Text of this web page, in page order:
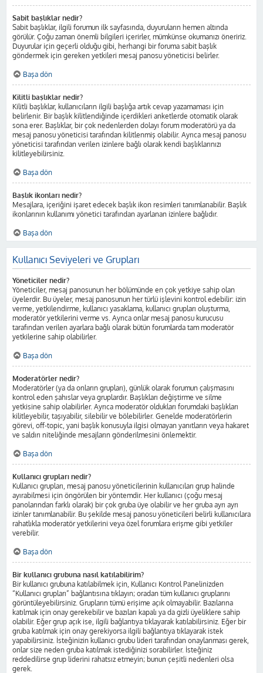
Sabit başlıklar nedir?
Sabit başlıklar, ilgili forumun ilk sayfasında, duyuruların hemen altında
görülür. Çoğu zaman önemli bilgileri içerirler, mümkünse okumanızı öneririz.
Duyurular için geçerli olduğu gibi, herhangi bir foruma sabit başlık
göndermek için gereken yetkileri mesaj panosu yöneticisi belirler.
Başa dön
Kilitli başlıklar nedir?
Kilitli başlıklar, kullanıcıların ilgili başlığa artık cevap yazamaması için
belirlenir. Bir başlık kilitlendiğinde içerdikleri anketlerde otomatik olarak
sona erer. Başlıklar, bir çok nedenlerden dolayı forum moderatörü ya da
mesaj panosu yöneticisi tarafından kilitlenmiş olabilir. Ayrıca mesaj panosu
yöneticisi tarafından verilen izinlere bağlı olarak kendi başlıklarınızı
kilitleyebilirsiniz.
Başa dön
Başlık ikonları nedir?
Mesajlara, içeriğini işaret edecek başlık ikon resimleri tanımlanabilir. Başlık
ikonlarının kullanımı yönetici tarafından ayarlanan izinlere bağlıdır.
Başa dön
Kullanıcı Seviyeleri ve Grupları
Yöneticiler nedir?
Yöneticiler, mesaj panosunun her bölümünde en çok yetkiye sahip olan
üyelerdir. Bu üyeler, mesaj panosunun her türlü işlevini kontrol edebilir: izin
verme, yetkilendirme, kullanıcı yasaklama, kullanıcı grupları oluşturma,
moderatör yetkilerini verme vs. Ayrıca onlar mesaj panosu kurucusu
tarafından verilen ayarlara bağlı olarak bütün forumlarda tam moderatör
yetkilerine sahip olabilirler.
Başa dön
Moderatörler nedir?
Moderatörler (ya da onların grupları), günlük olarak forumun çalışmasını
kontrol eden şahıslar veya gruplardır. Başlıkları değiştirme ve silme
yetkisine sahip olabilirler. Ayrıca moderatör oldukları forumdaki başlıkları
kilitleyebilir, taşıyabilir, silebilir ve bölebilirler. Genelde moderatörlerin
görevi, off-topic, yani başlık konusuyla ilgisi olmayan yanıtların veya hakaret
ve saldırı niteliğinde mesajların gönderilmesini önlemektir.
Başa dön
Kullanıcı grupları nedir?
Kullanıcı grupları, mesaj panosu yöneticilerinin kullanıcıları grup halinde
ayırabilmesi için öngörülen bir yöntemdir. Her kullanıcı (çoğu mesaj
panolarından farklı olarak) bir çok gruba üye olabilir ve her gruba ayrı ayrı
izinler tanımlanabilir. Bu şekilde mesaj panosu yöneticileri belirli kullanıcılara
rahatlıkla moderatör yetkilerini veya özel forumlara erişme gibi yetkiler
verebilir.
Başa dön
Bir kullanıcı grubuna nasıl katılabilirim?
Bir kullanıcı grubuna katılabilmek için, Kullanıcı Kontrol Panelinizden
“Kullanıcı grupları” bağlantısına tıklayın; oradan tüm kullanıcı gruplarını
görüntüleyebilirsiniz. Grupların tümü erişime açık olmayabilir. Bazılarına
katılmak için onay gerekebilir ve bazıları kapalı ya da gizli üyeliklere sahip
olabilir. Eğer grup açık ise, ilgili bağlantıya tıklayarak katılabilirsiniz. Eğer bir
gruba katılmak için onay gerekiyorsa ilgili bağlantıya tıklayarak istek
yapabilirsiniz. İsteğinizin kullanıcı grubu lideri tarafından onaylanması gerek,
onlar size neden gruba katılmak istediğinizi sorabilirler. İsteğiniz
reddedilirse grup liderini rahatsız etmeyin; bunun çeşitli nedenleri olsa
gerek.